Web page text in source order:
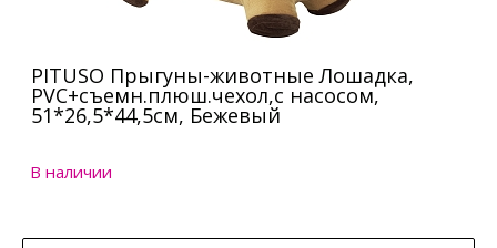
PITUSO Прыгуны-животные Лошадка,
PVC+съемн.плюш.чехол,с насосом,
51*26,5*44,5см, Бежевый
В наличии